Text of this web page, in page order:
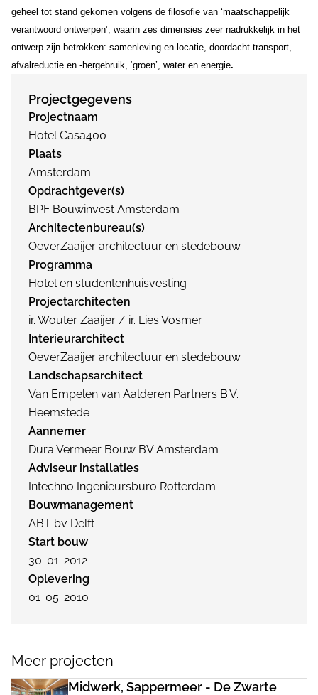
geheel tot stand gekomen volgens de filosofie van ‘maatschappelijk
verantwoord ontwerpen’, waarin zes dimensies zeer nadrukkelijk in het
ontwerp zijn betrokken: samenleving en locatie, doordacht transport,
afvalreductie en -hergebruik, ‘groen’, water en energie.
Projectgegevens
Projectnaam
Hotel Casa400
Plaats
Amsterdam
Opdrachtgever(s)
BPF Bouwinvest Amsterdam
Architectenbureau(s)
OeverZaaijer architectuur en stedebouw
Programma
Hotel en studentenhuisvesting
Projectarchitecten
ir. Wouter Zaaijer / ir. Lies Vosmer
Interieurarchitect
OeverZaaijer architectuur en stedebouw
Landschapsarchitect
Van Empelen van Aalderen Partners B.V.
Heemstede
Aannemer
Dura Vermeer Bouw BV Amsterdam
Adviseur installaties
Intechno Ingenieursburo Rotterdam
Bouwmanagement
ABT bv Delft
Start bouw
30-01-2012
Oplevering
01-05-2010
Meer projecten
Midwerk, Sappermeer - De Zwarte